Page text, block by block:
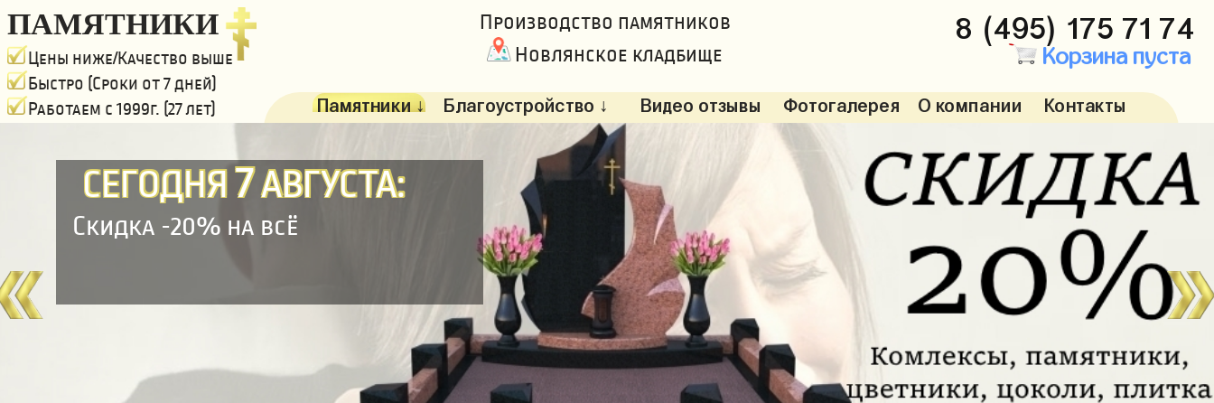
ПАМЯТНИКИ
Цены ниже/Качество выше
Быстро (Сроки от 7 дней)
Работаем с 1999г. (27 лет)
Производство памятников
Новлянское кладбище
8 (495) 175 71 74
Корзина пуста
Памятники ↓ Благоустройство ↓ Видео отзывы Фотогалерея О компании Контакты
СЕГОДНЯ7АВГУСТА:
Скидка -20% на всё